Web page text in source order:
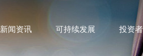
新闻资讯 可持续发展 投资